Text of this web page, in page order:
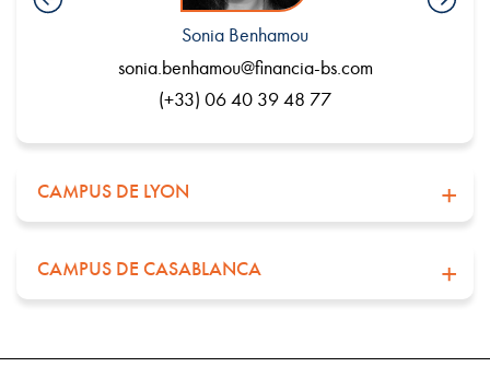
Sonia Benhamou
sonia.benhamou@financia-bs.com
(+33) 06 40 39 48 77
CAMPUS DE LYON
CAMPUS DE CASABLANCA